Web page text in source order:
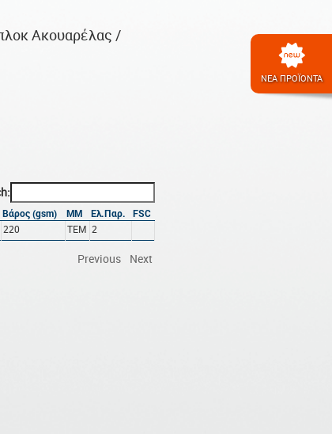
ΝΕΑ ΠΡΟΪΟΝΤΑ
Ακουαρέλας /
Βάρος (gsm) ΜΜ Ελ.Παρ.
FSC
220 ΤΕΜ 2
Previous Next